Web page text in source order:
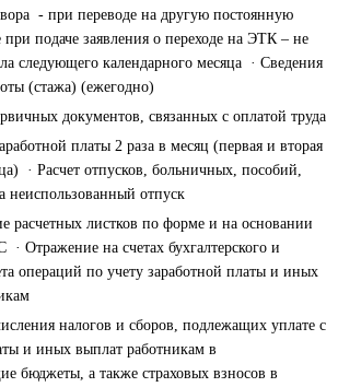
- при переводе на другую постоянную
при подаче заявления о переходе на ЭТК – не
следующего календарного месяца · Сведения
(стажа) (ежегодно)
документов, связанных с оплатой труда
платы 2 раза в месяц (первая и вторая
· Расчет отпусков, больничных, пособий,
неиспользованный отпуск
расчетных листков по форме и на основании
· Отражение на счетах бухгалтерского и
операций по учету заработной платы и иных
налогов и сборов, подлежащих уплате с
и иных выплат работникам в
бюджеты, а также страховых взносов в